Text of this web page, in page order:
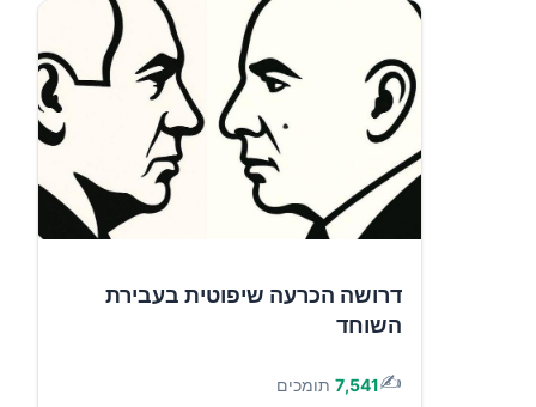
דרושה הכרעה שיפוטית בעבירת
השוחד
✍️
7,541 תומכים